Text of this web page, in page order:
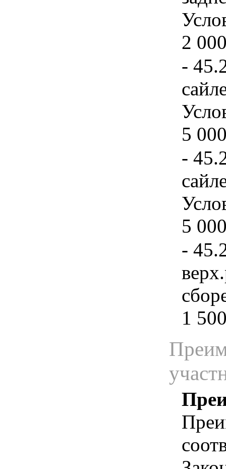
2
-
5
-
5
-
1